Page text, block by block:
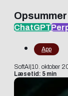
ChatGPT
App
SoftAI 10. oktober
Læsetid: 5 min